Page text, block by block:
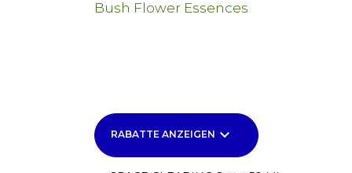
RABATTE ANZEIGEN keyboard_arrow_down